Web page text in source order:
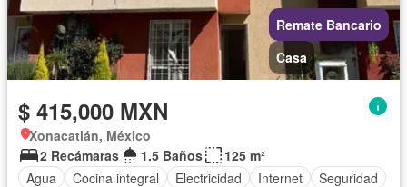
Remate Bancario
Casa
$ 415,000 MXN
Xonacatlán, México
2 Recámaras
1.5 Baños
125 m²
Agua
Cocina integral Electricidad Internet
Seguridad